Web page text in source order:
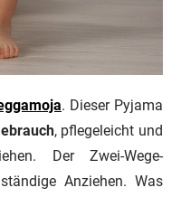
. Dieser Pyjama
, pflegeleicht und
Der Zwei-Wege-
Anziehen. Was